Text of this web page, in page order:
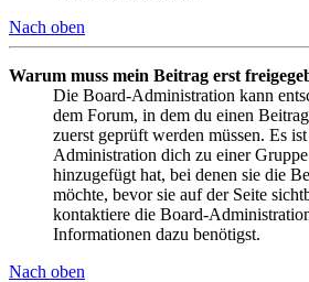
Nach oben
Warum muss mein Beitrag erst
Die Board-Administration kann
dem Forum, in dem du einen
zuerst geprüft werden müssen. Es
Administration dich zu einer
hinzugefügt hat, bei denen sie die
möchte, bevor sie auf der Seite
kontaktiere die Board-
Informationen dazu benötigst.
Nach oben